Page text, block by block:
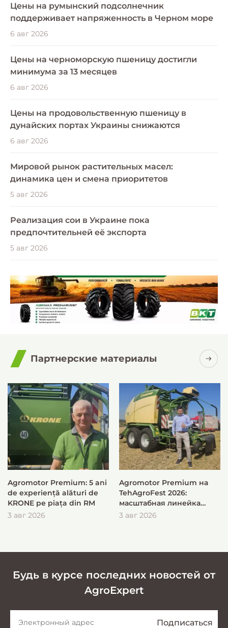
Цены на румынский подсолнечник
поддерживает напряженность в Черном море
6 авг 2026
Цены на черноморскую пшеницу достигли
минимума за 13 месяцев
6 авг 2026
Цены на продовольственную пшеницу в
дунайских портах Украины снижаются
6 авг 2026
Мировой рынок растительных масел:
динамика цен и смена приоритетов
5 авг 2026
Реализация сои в Украине пока
предпочтительней её экспорта
5 авг 2026
Партнерские материалы
Agromotor Premium: 5 ani
de experiență alături de
KRONE pe piața din RM
3 авг 2026
Agromotor Premium на
TehAgroFest 2026:
масштабная линейка
KRONE для быстрой и
3 авг 2026
Будь в курсе последних новостей от
AgroExpert